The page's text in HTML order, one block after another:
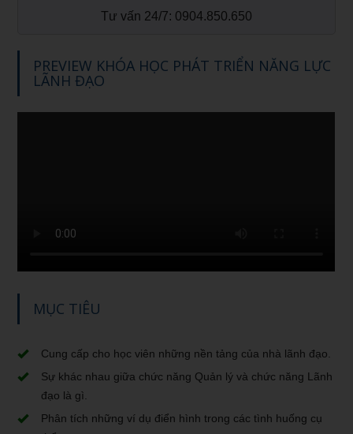
Tư vấn 24/7: 0904.850.650
PREVIEW KHÓA HỌC PHÁT TRIỂN NĂNG LỰC
LÃNH ĐẠO
MỤC TIÊU
Cung cấp cho học viên những nền tảng của nhà lãnh đạo.
Sự khác nhau giữa chức năng Quản lý và chức năng Lãnh
đạo là gì.
Phân tích những ví dụ điển hình trong các tình huống cụ